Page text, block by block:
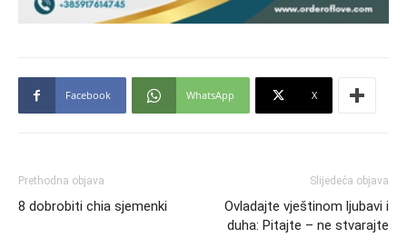
Facebook WhatsApp X
Prethodna objava
8 dobrobiti chia sjemenki
Slijedeća objava
Ovladajte vještinom ljubavi i
duha: Pitajte – ne stvarajte